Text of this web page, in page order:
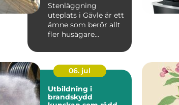
Stenläggning
uteplats i Gävle är ett
ämne som berör allt
fler husägare...
06. jul
Utbildning i
brandskydd